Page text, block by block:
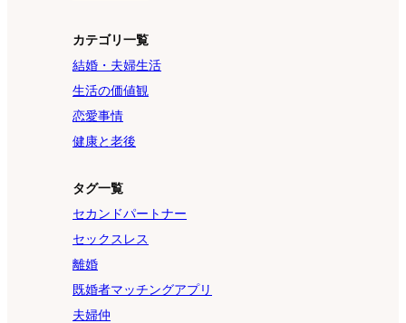
カテゴリ一覧
結婚・夫婦生活
生活の価値観
恋愛事情
健康と老後
タグ一覧
セカンドパートナー
セックスレス
離婚
既婚者マッチングアプリ
夫婦仲